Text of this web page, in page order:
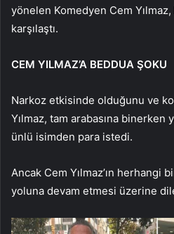
yönelen Komedyen Cem
karşılaştı.
CEM YILMAZ’A BEDDUA ŞOKU
Narkoz etkisinde olduğunu ve
Yılmaz, tam arabasına binerken
ünlü isimden para istedi.
Ancak Cem Yılmaz’ın herhangi
yoluna devam etmesi üzerine